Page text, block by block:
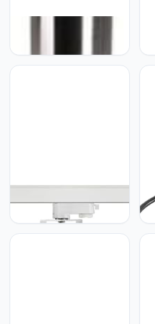
EEK: A - A+
fasensysteemspot EURO
SPOT/spot, ledspot,
plafondspot,